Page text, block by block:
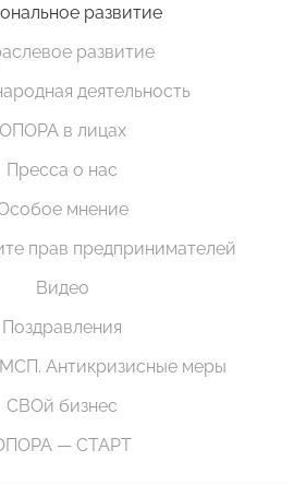
развитие
развитие
деятельность
ОПОРА в лицах
Пресса о нас
мнение
прав предпринимателей
Видео
Поздравления
Антикризисные меры
СВОй бизнес
— СТАРТ